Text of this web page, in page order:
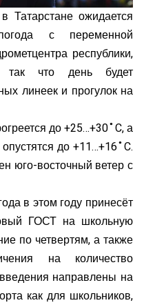
Татарстане ожидается
с переменной
республики,
так что день будет
линеек и прогулок на
до +25…+30 ˚C, а
до +11…+16 ˚C.
юго-восточный ветер с
в этом году принесёт
ГОСТ на школьную
по четвертям, а также
на количество
направлены на
как для школьников,